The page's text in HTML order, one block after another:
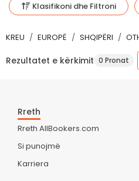
Klasifikoni dhe Filtroni
KREU EUROPË SHQIPËRI
Rezultatet e kërkimit 0 Pronat
Rreth
Rreth AllBookers.com
Si punojmë
Karriera